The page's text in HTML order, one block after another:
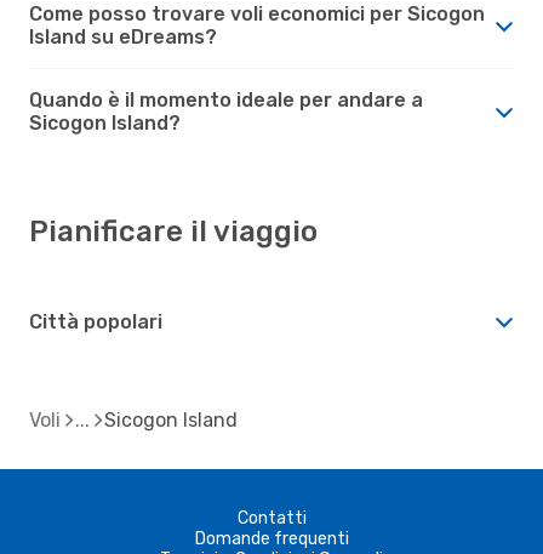
Come posso trovare voli economici per Sicogon
Island su eDreams?
Quando è il momento ideale per andare a
Sicogon Island?
Pianificare il viaggio
Città popolari
Voli Sicogon Island
Contatti
Domande frequenti